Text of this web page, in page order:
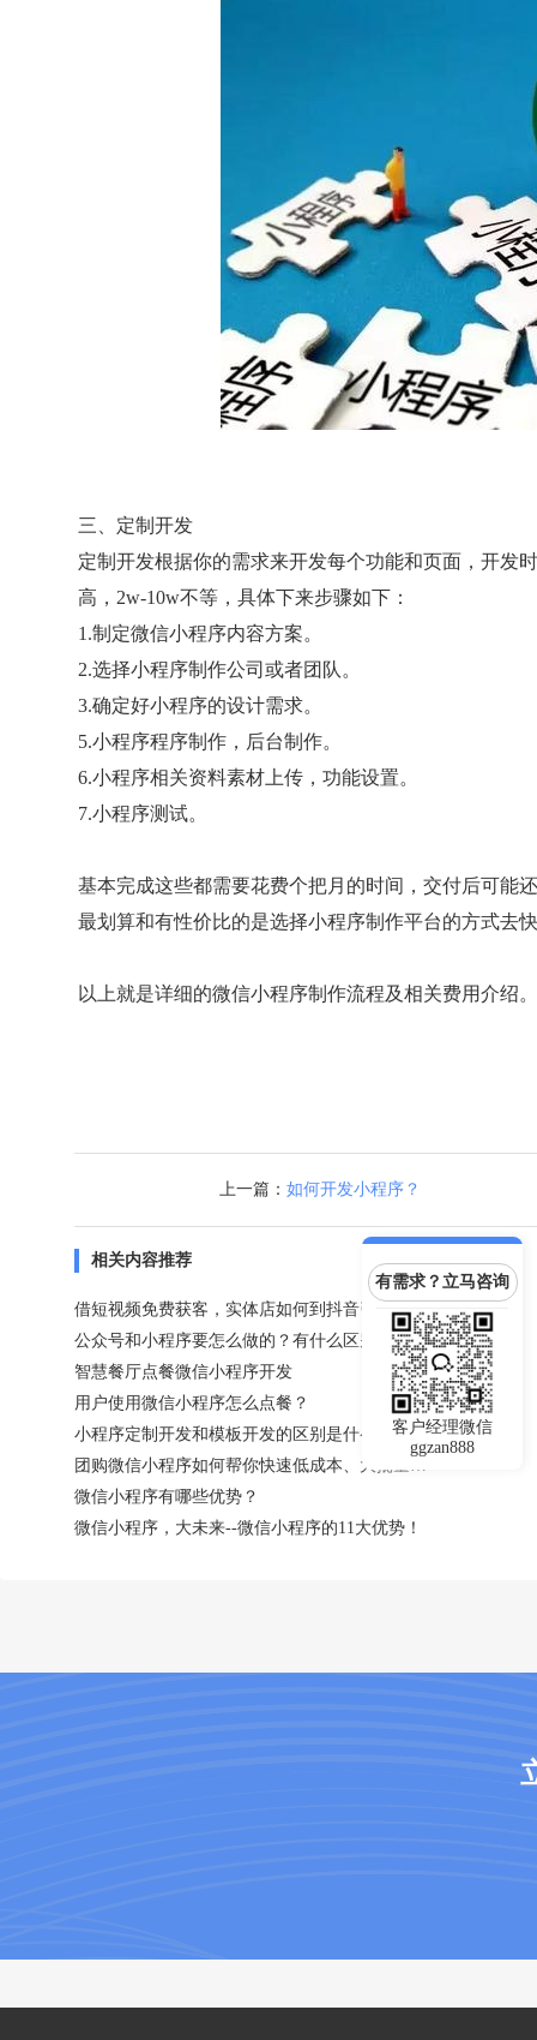
三、定制开发
定制开发根据你的需求来开发每个功能和页面，开发
高，2w-10w不等，具体下来步骤如下：
1.制定微信小程序内容方案。
2.选择小程序制作公司或者团队。
3.确定好小程序的设计需求。
5.小程序程序制作，后台制作。
6.小程序相关资料素材上传，功能设置。
7.小程序测试。
基本完成这些都需要花费个把月的时间，交付后可能
最划算和有性价比的是选择小程序制作平台的方式去
以上就是详细的微信小程序制作流程及相关费用介绍
上一篇： 如何开发小程序？
相关内容推荐
借短视频免费获客，实体店如何到抖音引流推广？
公众号和小程序要怎么做的？有什么区别？
智慧餐厅点餐微信小程序开发
用户使用微信小程序怎么点餐？
小程序定制开发和模板开发的区别是什么？
团购微信小程序如何帮你快速低成本、大批量卖货？
微信小程序有哪些优势？
微信小程序，大未来--微信小程序的11大优势！
有需求？立马咨询
客户经理微信
ggzan888